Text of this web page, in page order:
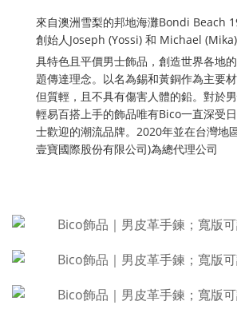
來自澳洲雪梨的邦地海灘Bondi Beach
創始人Joseph (Yossi) 和 Michael (Mika)
具特色且平價男士飾品，創造世界各地
題傳達理念。以名為錫和黃銅作為主要
但質輕，且不具有傷害人體的鉛。對於
輕易百搭上手的飾品唯有Bico一直深受
士歡迎的潮流品牌。2020年並在台灣地
壹寶國際股份有限公司)為總代理公司